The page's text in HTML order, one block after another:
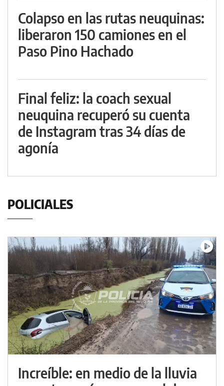
Colapso en las rutas neuquinas:
liberaron 150 camiones en el
Paso Pino Hachado
Final feliz: la coach sexual
neuquina recuperó su cuenta
de Instagram tras 34 días de
agonía
POLICIALES
Increíble: en medio de la lluvia